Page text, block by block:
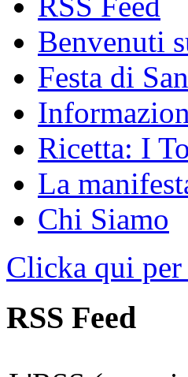
Benvenuti
Festa di
Ricetta: I
La
Chi Siamo
Clicka qui
RSS Feed